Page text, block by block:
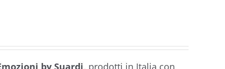
by Suardi, prodotti in Italia con